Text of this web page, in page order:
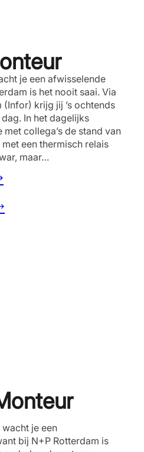
je een afwisselende
is het nooit saai. Via
krijg jij ’s ochtends
In het dagelijks
collega’s de stand van
een thermisch relais
maar…
je een
bij N+P Rotterdam is